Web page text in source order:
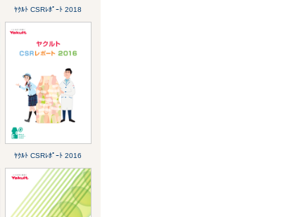
ﾔｸﾙﾄ CSRﾚﾎﾟｰﾄ 2018
ﾔｸﾙﾄ CSRﾚﾎﾟｰﾄ 2016